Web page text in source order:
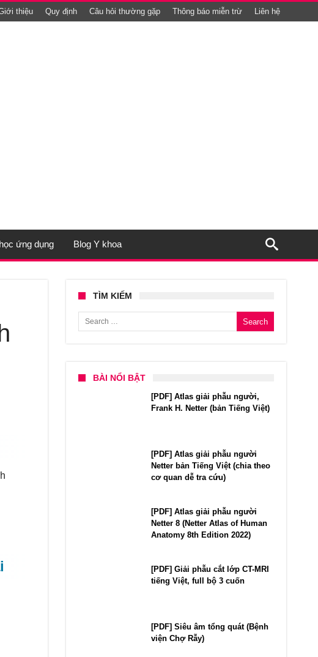
thiệu Quy định Câu hỏi thường gặp Thông báo miễn trừ Liên hệ
ứng dụng Blog Y khoa
TÌM KIẾM
Search for:
BÀI NỔI BẬT
[PDF] Atlas giải phẫu người,
Frank H. Netter (bản Tiếng Việt)
[PDF] Atlas giải phẫu người
Netter bản Tiếng Việt (chia theo
cơ quan dễ tra cứu)
[PDF] Atlas giải phẫu người
Netter 8 (Netter Atlas of Human
Anatomy 8th Edition 2022)
[PDF] Giải phẫu cắt lớp CT-MRI
tiếng Việt, full bộ 3 cuốn
[PDF] Siêu âm tổng quát (Bệnh
viện Chợ Rẫy)